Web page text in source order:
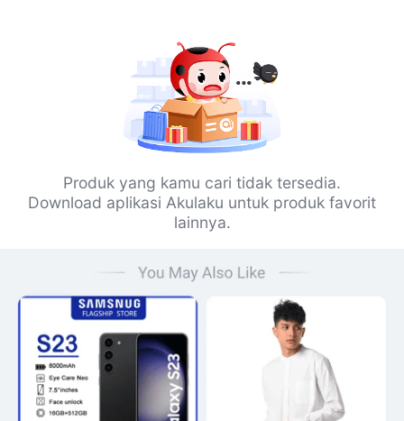
Produk yang kamu cari tidak tersedia.
Download aplikasi Akulaku untuk produk favorit
lainnya.